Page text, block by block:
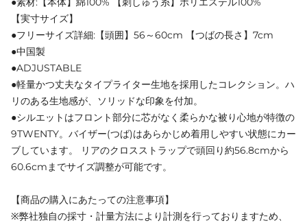
【実寸サイズ】
●フリーサイズ詳細:【頭囲】56～60cm 【つばの長さ】7cm
●中国製
●ADJUSTABLE
●軽量かつ丈夫なタイプライター生地を採用したコレクション。ハ
リのある生地感が、ソリッドな印象を付加。
●シルエットはフロント部分に芯がなく柔らかな被り心地が特徴の
9TWENTY。バイザー(つば)はあらかじめ着用しやすい状態にカー
ブしています。 リアのクロスストラップで頭回り約56.8cmから
60.6cmまでサイズ調整が可能です。
【商品の購入にあたっての注意事項】
※弊社独自の採寸・計量方法により計測を行っておりますため、